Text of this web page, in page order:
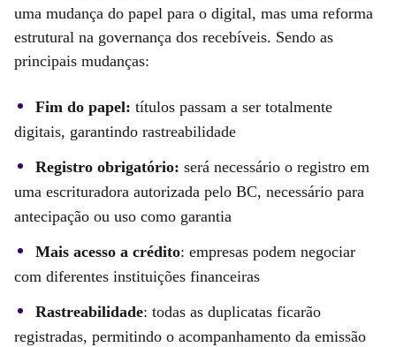
uma mudança do papel para o digital, mas uma reforma
estrutural na governança dos recebíveis. Sendo as
principais mudanças:
Fim do papel: títulos passam a ser totalmente
digitais, garantindo rastreabilidade
Registro obrigatório: será necessário o registro em
uma escrituradora autorizada pelo BC, necessário para
antecipação ou uso como garantia
Mais acesso a crédito: empresas podem negociar
com diferentes instituições financeiras
Rastreabilidade: todas as duplicatas ficarão
registradas, permitindo o acompanhamento da emissão